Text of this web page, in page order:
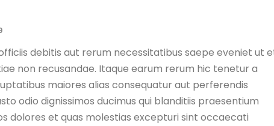
debitis aut rerum necessitatibus saepe eveniet ut
non recusandae. Itaque earum rerum hic tenetur a
maiores alias consequatur aut perferendis
odio dignissimos ducimus qui blanditiis praesentium
dolores et quas molestias excepturi sint occaecati